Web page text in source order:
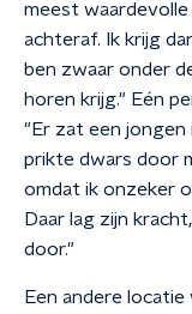
meest
achteraf. Ik krijg
ben zwaar onder
horen krijg." Eén
"Er zat een jongen
prikte dwars door
omdat ik onzeker
Daar lag zijn
door."
Een andere